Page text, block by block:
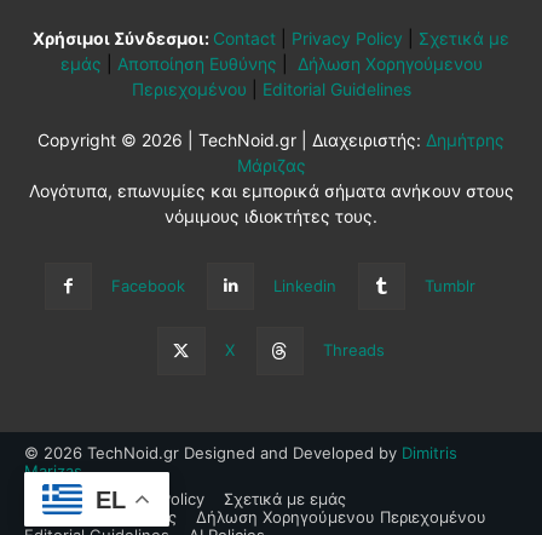
Χρήσιμοι Σύνδεσμοι: Contact Privacy Policy
Σχετικά με
εμάς
Αποποίηση Ευθύνης
Δήλωση Χορηγούμενου
Περιεχομένου
Editorial Guidelines
Copyright © 2026 | TechNoid.gr | Διαχειριστής: Δημήτρης
Μάριζας
Λογότυπα, επωνυμίες και εμπορικά σήματα ανήκουν στους
νόμιμους ιδιοκτήτες τους.
Facebook Linkedin Tumblr
X Threads
© 2026 TechNoid.gr Designed and Developed by Dimitris
Marizas.
Contact
Privacy Policy
Σχετικά με εμάς
Αποποίηση Ευθύνης
Δήλωση Χορηγούμενου Περιεχομένου
EL